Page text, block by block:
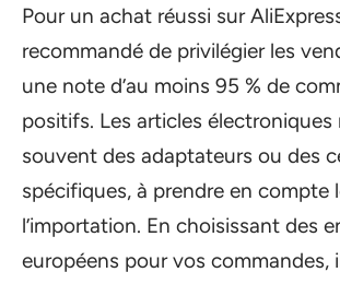
Pour un achat réussi sur
recommandé de privilégier les
une note d’au moins 95 % de
positifs. Les articles
souvent des adaptateurs ou des
spécifiques, à prendre en compte
l’importation. En choisissant des
européens pour vos commandes,